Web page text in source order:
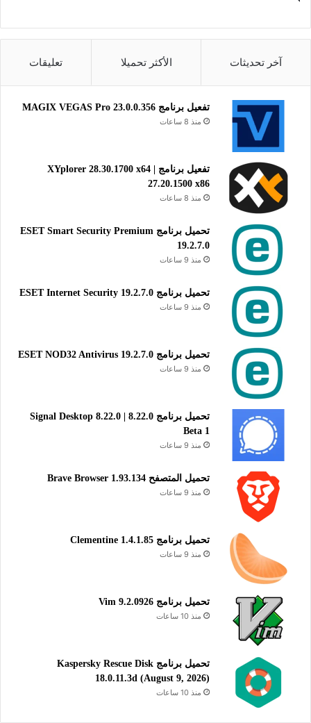
بشكل مباشر دون الحاجة إلى التواجد الفعلي بجانبها.
أدوات التحكم
آخر تحديثات الأكثر تحميلا تعليقات
تفعيل برنامج MAGIX VEGAS Pro 23.0.0.356
منذ 8 ساعات
تفعيل برنامج XYplorer 28.30.1700 x64 |
27.20.1500 x86
منذ 8 ساعات
تحميل برنامج ESET Smart Security Premium
19.2.7.0
منذ 9 ساعات
تحميل برنامج ESET Internet Security 19.2.7.0
منذ 9 ساعات
تحميل برنامج ESET NOD32 Antivirus 19.2.7.0
منذ 9 ساعات
تحميل برنامج Signal Desktop 8.22.0 | 8.22.0
Beta 1
منذ 9 ساعات
تحميل المتصفح Brave Browser 1.93.134
منذ 9 ساعات
تحميل برنامج Clementine 1.4.1.85
منذ 9 ساعات
تحميل برنامج Vim 9.2.0926
منذ 10 ساعات
تحميل برنامج Kaspersky Rescue Disk
18.0.11.3d (August 9, 2026)
منذ 10 ساعات